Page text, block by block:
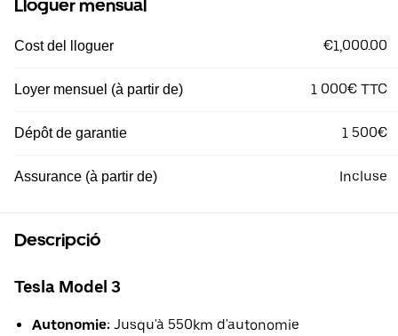
Lloguer mensual
Cost del lloguer €1,000.00
Loyer mensuel (à partir de) 1 000€ TTC
Dépôt de garantie 1 500€
Assurance (à partir de) Incluse
Descripció
Tesla Model 3
Autonomie: Jusqu'à 550km d'autonomie